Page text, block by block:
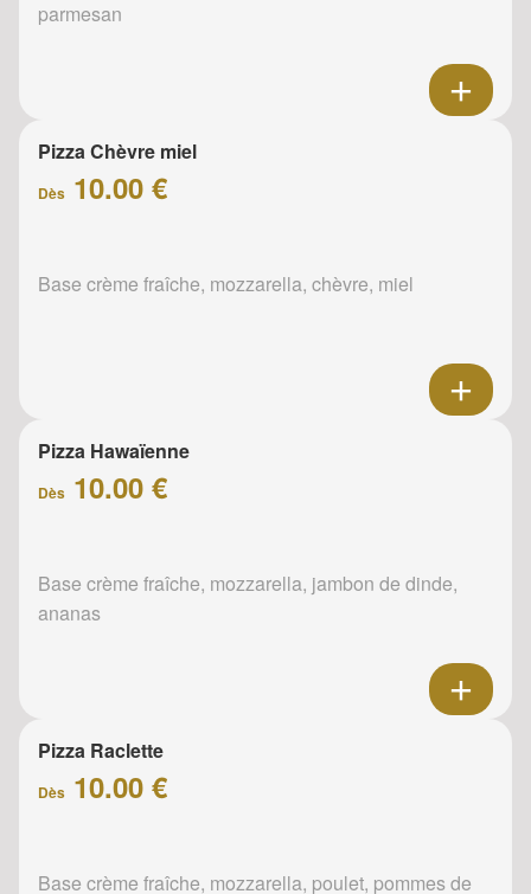
parmesan
Pizza Chèvre miel
Dès 10.00 €
Base crème fraîche, mozzarella, chèvre, miel
Pizza Hawaïenne
Dès 10.00 €
Base crème fraîche, mozzarella, jambon de dinde,
ananas
Pizza Raclette
Dès 10.00 €
Base crème fraîche, mozzarella, poulet, pommes de